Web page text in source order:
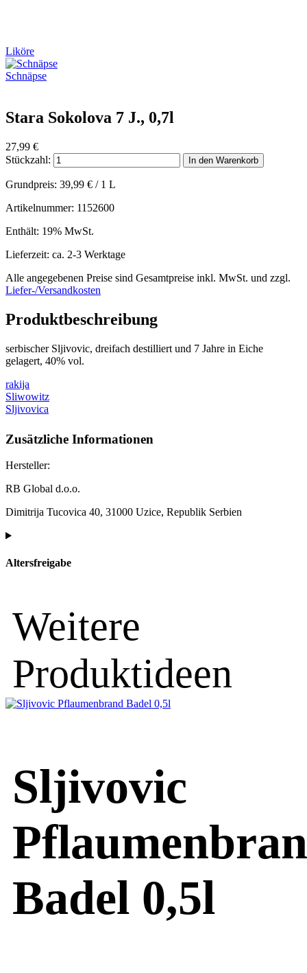
Liköre
Schnäpse
Stara Sokolova 7 J., 0,7l
27,99 €
Stückzahl:
In den Warenkorb
Grundpreis: 39,99 € / 1 L
Artikelnummer: 1152600
Enthält: 19% MwSt.
Lieferzeit: ca. 2-3 Werktage
Alle angegebenen Preise sind Gesamtpreise inkl. MwSt. und zzgl.
Liefer-/Versandkosten
Produktbeschreibung
serbischer Sljivovic, dreifach destilliert und 7 Jahre in Eiche
gelagert, 40% vol.
rakija
Sliwowitz
Sljivovica
Zusätzliche Informationen
Hersteller:
RB Global d.o.o.
Dimitrija Tucovica 40, 31000 Uzice, Republik Serbien
Altersfreigabe
Weitere
Produktideen
Sljivovic
Badel 0,5l